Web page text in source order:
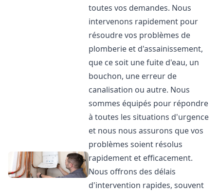
toutes vos demandes. Nous
intervenons rapidement pour
résoudre vos problèmes de
plomberie et d'assainissement,
que ce soit une fuite d'eau, un
bouchon, une erreur de
canalisation ou autre. Nous
sommes équipés pour répondre
à toutes les situations d'urgence
et nous nous assurons que vos
problèmes soient résolus
rapidement et efficacement.
Nous offrons des délais
d'intervention rapides, souvent